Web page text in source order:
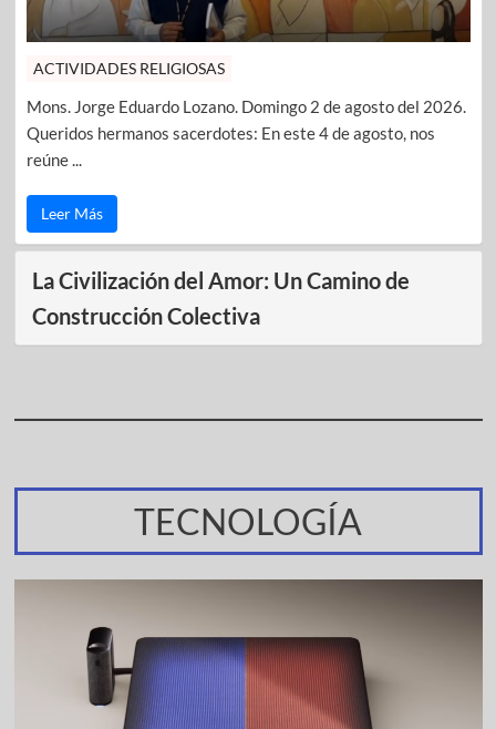
ACTIVIDADES RELIGIOSAS
Mons. Jorge Eduardo Lozano. Domingo 2 de agosto del 2026.
Queridos hermanos sacerdotes: En este 4 de agosto, nos
reúne ...
Leer Más
La Civilización del Amor: Un Camino de
Construcción Colectiva
TECNOLOGÍA